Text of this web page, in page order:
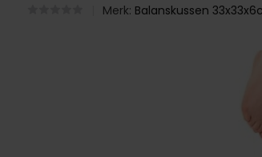
Merk: Balanskussen